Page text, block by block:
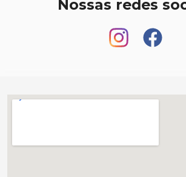
Nossas redes